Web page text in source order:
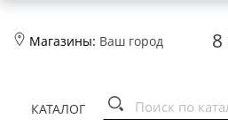
Магазины: Ваш город 8
КАТАЛОГ